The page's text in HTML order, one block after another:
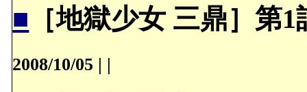
■ ［地獄少女 三鼎］第
2008/10/05 | |